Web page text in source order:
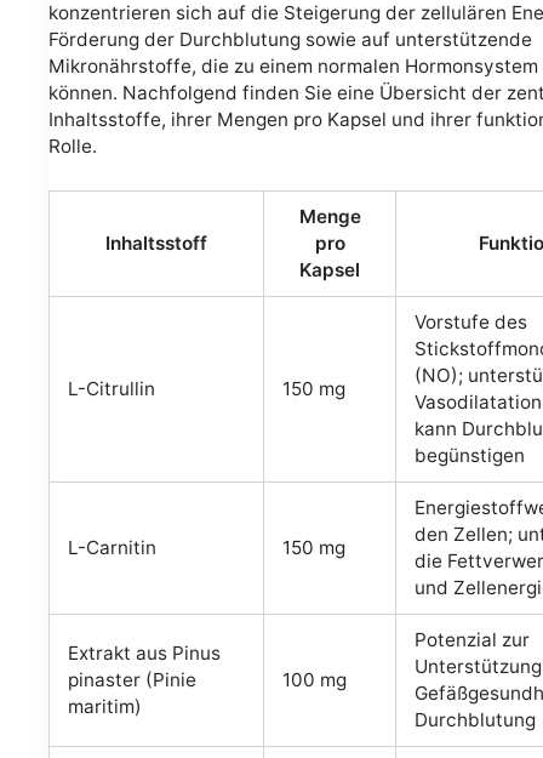
konzentrieren sich auf die Steigerung der zellulären
Förderung der Durchblutung sowie auf unterstützende
Mikronährstoffe, die zu einem normalen
können. Nachfolgend finden Sie eine Übersicht der
Inhaltsstoffe, ihrer Mengen pro Kapsel und ihrer
Rolle.
Inhaltsstoff
Menge
pro
Kapsel
L-Citrullin 150 mg
Vorstufe des
(NO);
kann
begünstigen
L-Carnitin 150 mg
den Zellen;
die
und
Extrakt aus Pinus
pinaster (Pinie
maritim)
100 mg
Potenzial zur
Durchblutung